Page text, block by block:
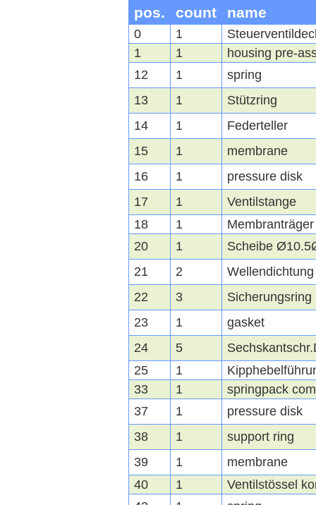
pos. count name
0 1
1
1
housing pre-
12
1
spring
13
1
Stützring
14
1
Federteller
15
1
membrane
16
1
pressure disk
17
1
Ventilstange
18
1
20
1
Scheibe
21
2
22
3
Sicherungsring
23
1
gasket
24
5
25
1
33
1
springpack
37
1
pressure disk
38
1
support ring
39
1
membrane
40
1
Ventilstössel